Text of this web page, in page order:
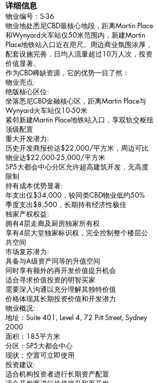
详细信息
物业编号：S-36
物业地处悉尼CBD最核心地段，距离Martin Place
和Wynyard火车站仅50米范围内，新建Martin
Place地铁站入口近在咫尺。周边商业氛围浓厚，
配套设施完善，日均人流量超过10万人次，投资
价值显著。
作为CBD稀缺资源，它的优势一目了然：
物业亮点:
绝版核心区位:
坐落悉尼CBD金融核心区，距离Martin Place与
Wynyard火车站仅10-50米
紧邻新建Martin Place地铁站入口，享双轨交枢纽
顶级配置
重大开发潜力:
历史开发商报价达$22,000/平方米，周边可比
物业达$22,000-25,000/平方米
SP5大都会中心分区允许超高建筑开发，无高度
限制
持有成本优势显著:
年支出仅$34,000，较同类CBD物业低约50%
季度支出$8,500，长期持有经济性极佳
独家产权权益:
拥有4层走廊及厨房独家所有权
享有4层大堂独家标识权，完全控制整个楼层公
共空间
市场复苏潜力:
具备与A级资产同等的升值空间
同时享有额外的再开发价值提升机会
适合寻求价值投资的明智买家
需要深入沟通以充分理解其独特价值
价格体现其长期投资价值和开发潜力
物业概况:
地址：Suite 401, Level 4, 72 Pitt Street, Sydney
2000
面积：185平方米
分区：SP5大都会中心
现状：空置可立即使用
投资建议:
适合机构投资者进行长期资产配置